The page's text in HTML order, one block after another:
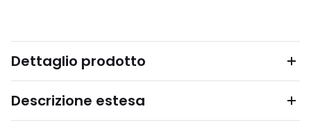
Dettaglio prodotto
Descrizione estesa